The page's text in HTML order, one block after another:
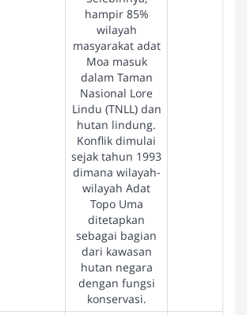
hampir 85%
wilayah
masyarakat adat
Moa masuk
dalam Taman
Nasional Lore
Lindu (TNLL) dan
hutan lindung.
Konflik dimulai
sejak tahun 1993
dimana wilayah-
wilayah Adat
Topo Uma
ditetapkan
sebagai bagian
dari kawasan
hutan negara
dengan fungsi
konservasi.